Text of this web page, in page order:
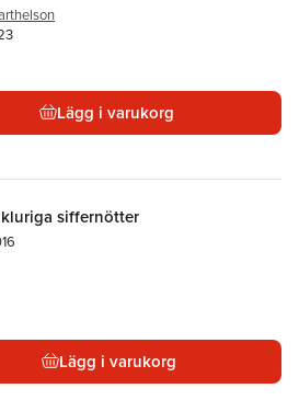
Lägg i varukorg
siffernötter
Lägg i varukorg